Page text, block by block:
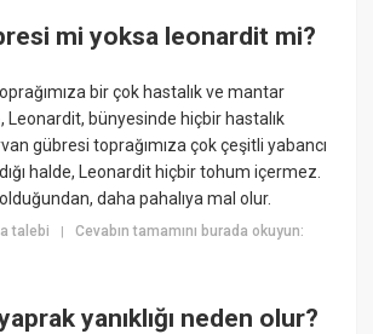
mi yoksa leonardit mi?
bir çok hastalık ve mantar
Leonardit, bünyesinde hiçbir hastalık
gübresi toprağımıza çok çeşitli yabancı
halde, Leonardit hiçbir tohum içermez.
daha pahalıya mal olur.
talebi |Cevabın tamamını burada okuyun:
yanıklığı neden olur?